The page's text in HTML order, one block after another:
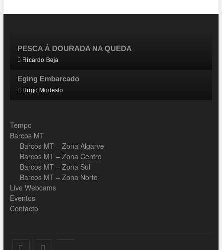
PESCA À DOURADA NA QUEDA
Ricardo Beja
Eging Embarcado
Hugo Modesto
Tempo
Barcos MT
Barcos MT – Zona Algarve
Barcos MT – Zona Centro
Barcos MT – Zona Sul
Barcos MT – Zona Norte
Live Webcams
Eventos
Contacto
Facebook